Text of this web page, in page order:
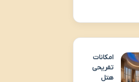
امکانات
تفریحی
هتل